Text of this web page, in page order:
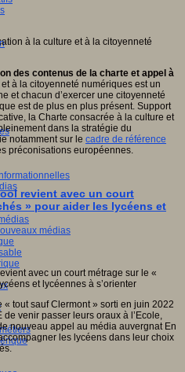
médias
des contenus de la charte et appel à
à la citoyenneté numériques est un
et chacun d’exercer une citoyenneté
est de plus en plus présent. Support
la Charte consacrée à la culture et
dans la stratégie du
notamment sur le cadre de référence
préconisations européennes.
revient avec un court
» pour aider les lycéens et
tout sauf Clermont » sorti en juin 2022
venir passer leurs oraux à l’Ecole,
nouveau appel au média auvergnat En
les lycéens dans leur choix